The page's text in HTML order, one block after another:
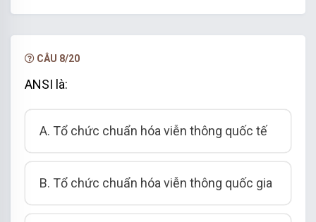
CÂU 8/20
ANSI là:
A. Tổ chức chuẩn hóa viễn thông quốc tế
B. Tổ chức chuẩn hóa viễn thông quốc gia